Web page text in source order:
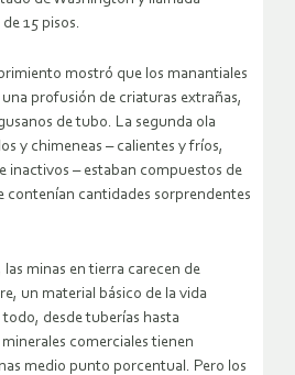
15 pisos.
mostró que los manantiales
profusión de criaturas extrañas,
de tubo. La segunda ola
y chimeneas – calientes y fríos,
inactivos – estaban compuestos de
contenían cantidades sorprendentes
minas en tierra carecen de
un material básico de la vida
desde tuberías hasta
comerciales tienen
medio punto porcentual. Pero los